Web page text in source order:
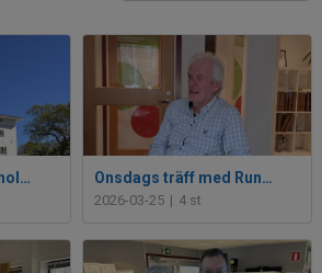
Resa till Öland Borgholm den 7/5 2026 Onsdags träff med Rune Jonsson
2026-03-25 | 4 st